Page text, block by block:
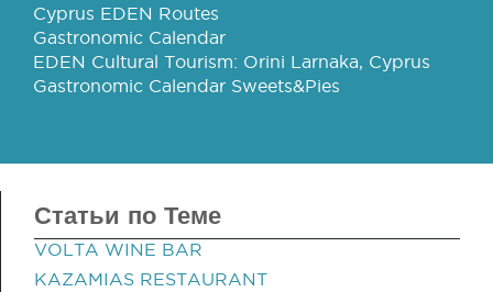
Cyprus EDEN Routes
Gastronomic Calendar
EDEN Cultural Tourism: Orini Larnaka, Cyprus
Gastronomic Calendar Sweets&Pies
Статьи по Теме
VOLTA WINE BAR
KAZAMIAS RESTAURANT